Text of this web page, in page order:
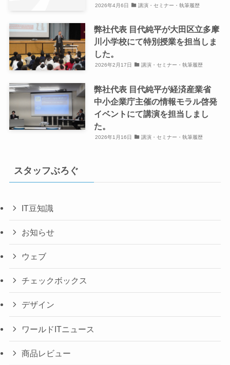
2026年4月6日 講演・セミナー・執筆履歴
弊社代表 目代純平が大田区立多摩
川小学校にて特別授業を担当しま
した。
2026年2月17日 講演・セミナー・執筆履歴
弊社代表 目代純平が経済産業省
中小企業庁主催の情報モラル啓発
イベントにて講演を担当しまし
た。
2026年1月16日 講演・セミナー・執筆履歴
スタッフぶろぐ
IT豆知識
お知らせ
ウェブ
チェックボックス
デザイン
ワールドITニュース
商品レビュー